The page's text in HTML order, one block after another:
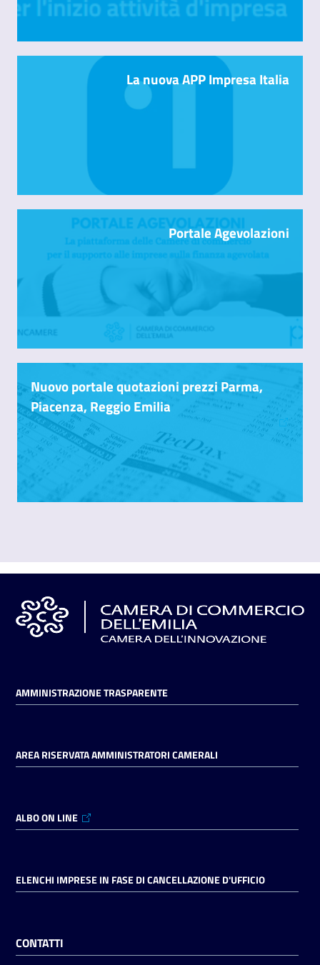
La nuova APP Impresa Italia
Portale Agevolazioni
Nuovo portale quotazioni prezzi Parma,
Piacenza, Reggio Emilia
AMMINISTRAZIONE TRASPARENTE
AREA RISERVATA AMMINISTRATORI CAMERALI
ALBO ON LINE
ELENCHI IMPRESE IN FASE DI CANCELLAZIONE D'UFFICIO
CONTATTI